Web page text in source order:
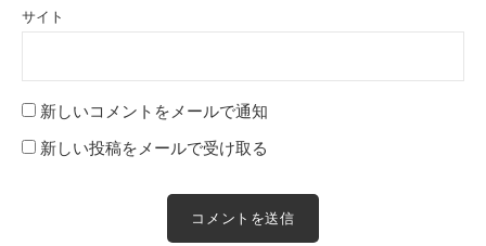
サイト
新しいコメントをメールで通知
新しい投稿をメールで受け取る